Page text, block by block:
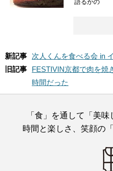
語るかの
新記事
次人くんを食べる会 in
旧記事
FESTIVIN京都で肉を焼
時間だった
「食」を通して「美
時間と楽しさ、笑顔の